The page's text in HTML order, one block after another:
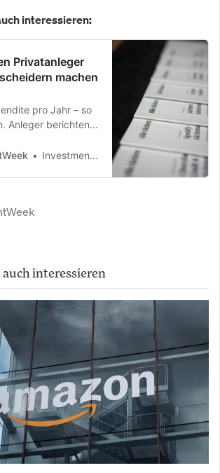
interessieren:
Privatanleger
machen
pro Jahr – so
Anleger berichten
Erwartungen.
InvestmentWeek
interessieren